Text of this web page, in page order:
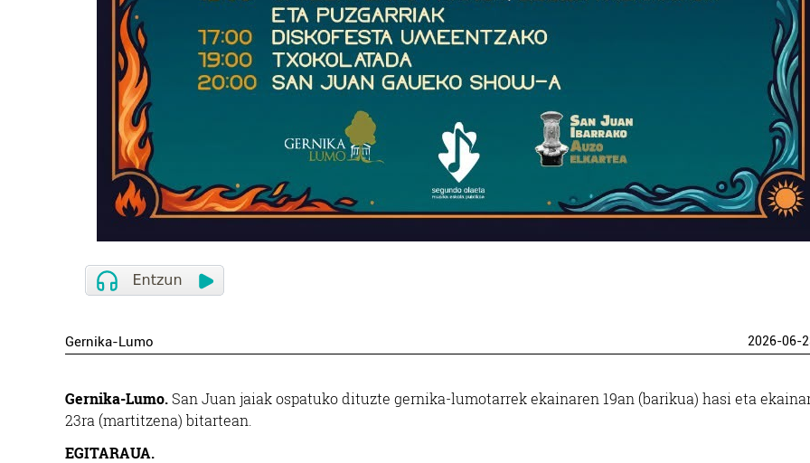
Gernika-Lumo 2026-06-
Gernika-Lumo.San Juan jaiak ospatuko dituzte gernika-lumotarrek ekainaren 19an (barikua) hasi eta
23ra (martitzena) bitartean.
EGITARAUA.